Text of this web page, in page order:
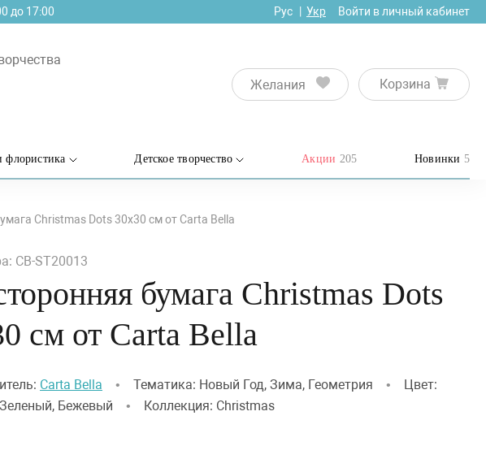
до 17:00 Рус Укр Войти в личный кабинет
Желания Корзина
флористика Детское творчество Акции 205 Новинки 5
Christmas Dots 30х30 см от Carta Bella
CB-ST20013
бумага Christmas Dots
см от Carta Bella
Carta Bella • Тематика: Новый Год, Зима, Геометрия •
Цвет:
Бежевый
• Коллекция: Christmas